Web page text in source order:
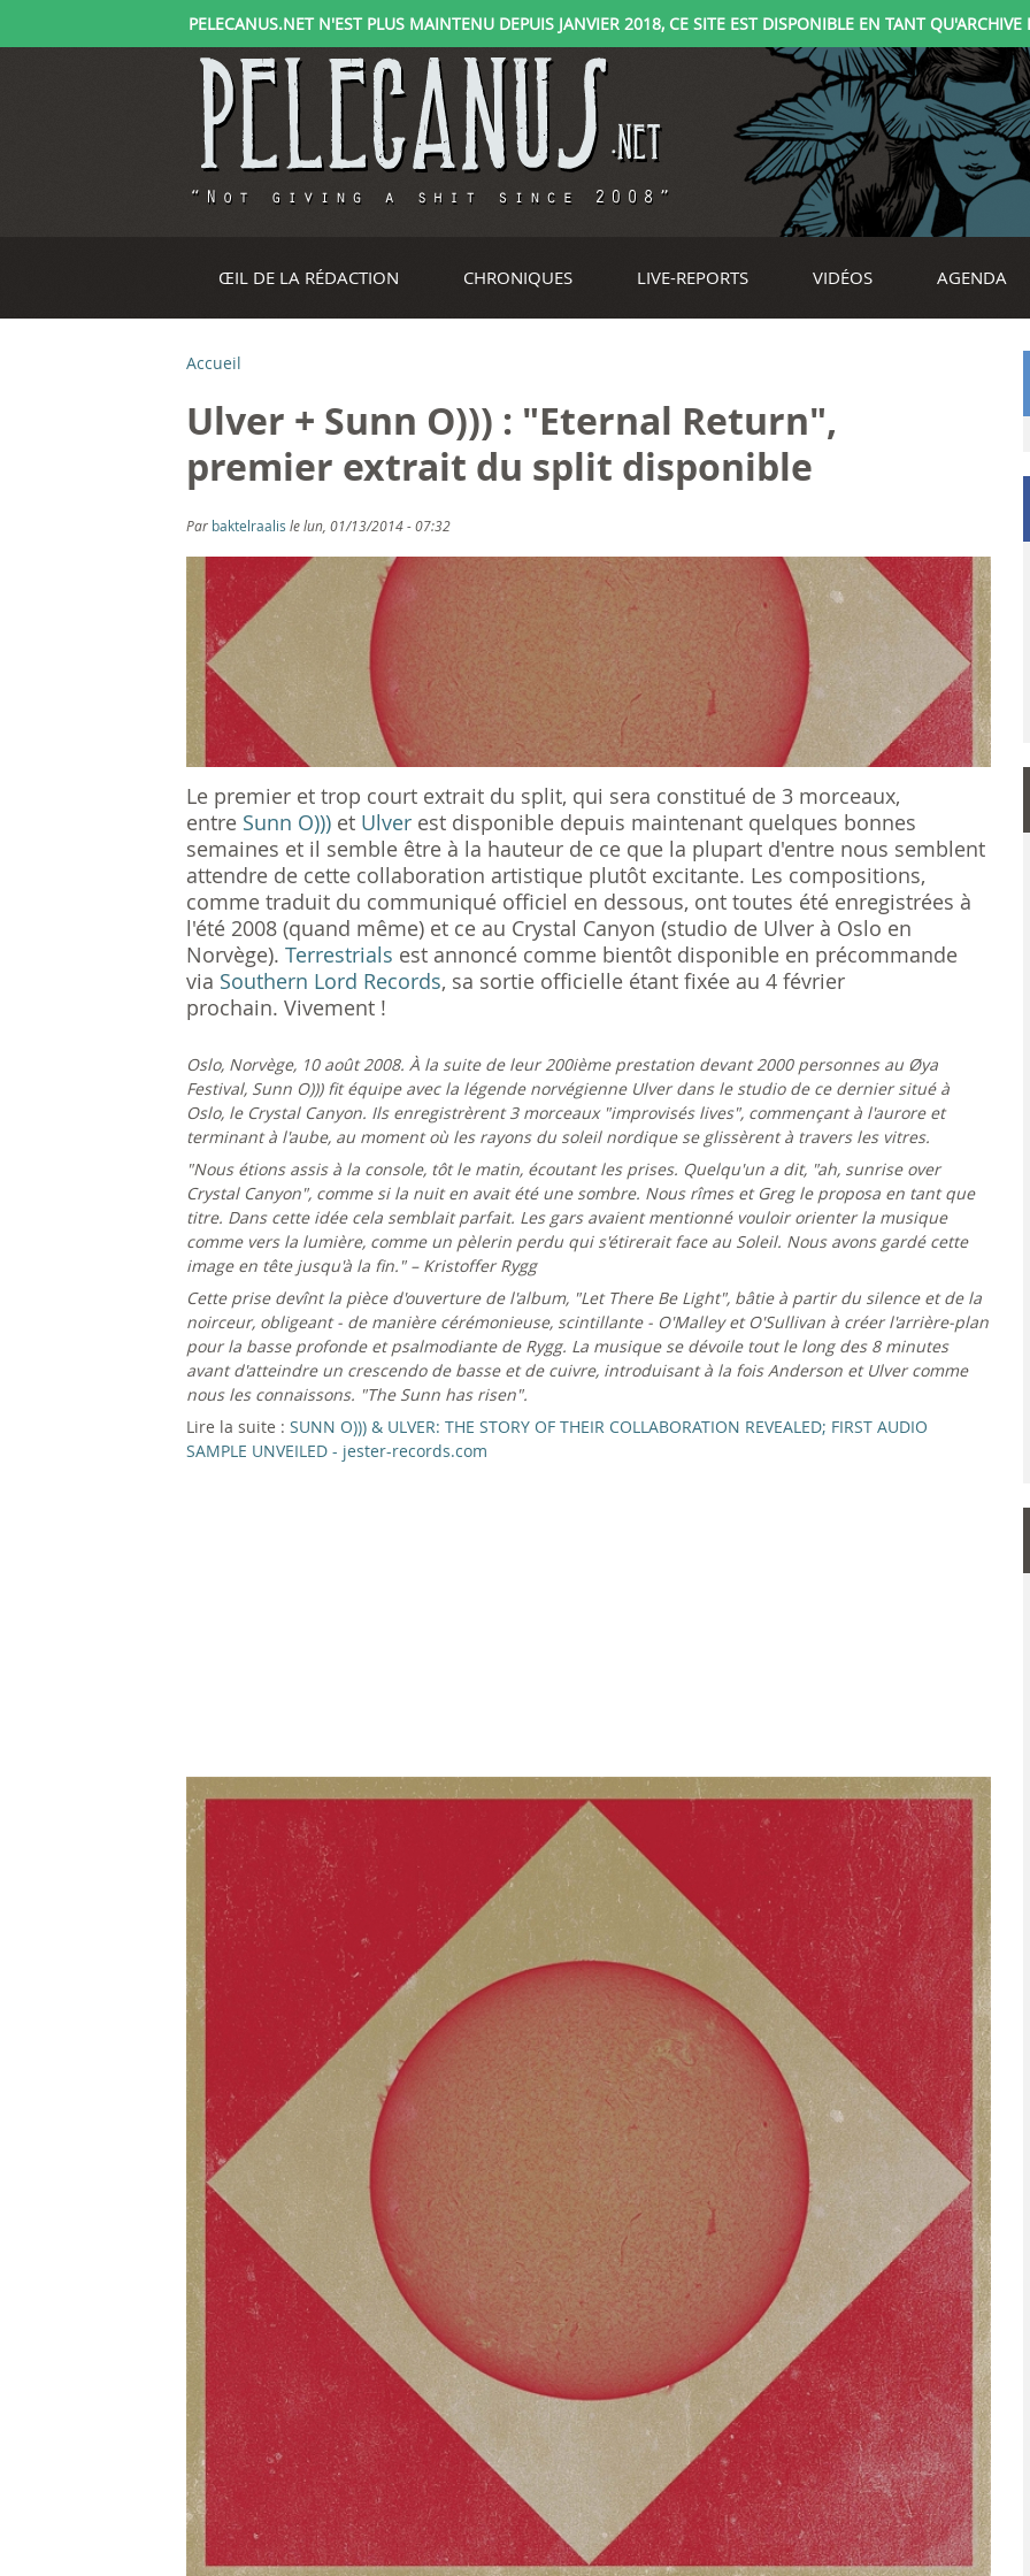
PELECANUS.NET N'EST PLUS MAINTENU DEPUIS JANVIER 2018, CE SITE EST DISPONIBLE EN TANT
ŒIL DE LA RÉDACTION CHRONIQUES LIVE-REPORTS VIDÉOS AGENDA
V
o
u
s
ê
e
s
i
c
i
Accueil
Ulver + Sunn O))) : "Eternal Return",
premier extrait du split disponible
Par baktelraalis le lun, 01/13/2014 - 07:32
Le premier et trop court extrait du split, qui sera constitué de 3 morceaux,
entre Sunn O))) et Ulver est disponible depuis maintenant quelques bonnes
semaines et il semble être à la hauteur de ce que la plupart d'entre nous semblent
attendre de cette collaboration artistique plutôt excitante. Les compositions,
comme traduit du communiqué officiel en dessous, ont toutes été enregistrées à
l'été 2008 (quand même) et ce au Crystal Canyon (studio de Ulver à Oslo en
Norvège). Terrestrials est annoncé comme bientôt disponible en précommande
via Southern Lord Records, sa sortie officielle étant fixée au 4 février
prochain. Vivement !
Oslo, Norvège, 10 août 2008. À la suite de leur 200ième prestation devant 2000 personnes au Øya
Festival, Sunn O))) fit équipe avec la légende norvégienne Ulver dans le studio de ce dernier situé à
Oslo, le Crystal Canyon. Ils enregistrèrent 3 morceaux "improvisés lives", commençant à l'aurore et
terminant à l'aube, au moment où les rayons du soleil nordique se glissèrent à travers les vitres.
"Nous étions assis à la console, tôt le matin, écoutant les prises. Quelqu'un a dit, "ah, sunrise over
Crystal Canyon", comme si la nuit en avait été une sombre. Nous rîmes et Greg le proposa en tant que
titre. Dans cette idée cela semblait parfait. Les gars avaient mentionné vouloir orienter la musique
comme vers la lumière, comme un pèlerin perdu qui s'étirerait face au Soleil. Nous avons gardé cette
image en tête jusqu'à la fin." – Kristoffer Rygg
Cette prise devînt la pièce d'ouverture de l'album, "Let There Be Light", bâtie à partir du silence et de la
noirceur, obligeant - de manière cérémonieuse, scintillante - O'Malley et O'Sullivan à créer l'arrière-plan
pour la basse profonde et psalmodiante de Rygg. La musique se dévoile tout le long des 8 minutes
avant d'atteindre un crescendo de basse et de cuivre, introduisant à la fois Anderson et Ulver comme
nous les connaissons. "The Sunn has risen".
Lire la suite : SUNN O))) & ULVER: THE STORY OF THEIR COLLABORATION REVEALED; FIRST AUDIO
SAMPLE UNVEILED - jester-records.com